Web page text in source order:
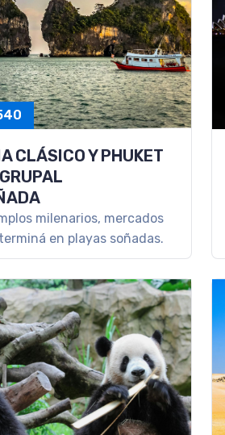
CLÁSICO Y PHUKET
milenarios, mercados
en playas soñadas.